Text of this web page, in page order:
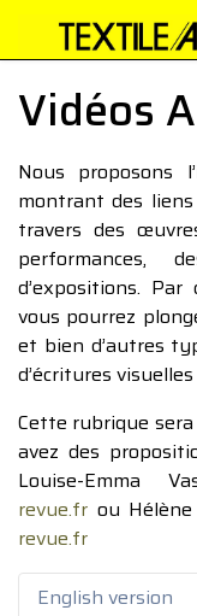
Vidéos
Nous proposons
montrant des
travers des
performances,
d’expositions.
vous pourrez
et bien d’autres
d’écritures
Cette rubrique
avez des
Louise-Emma
revue.fr ou
revue.fr
English version